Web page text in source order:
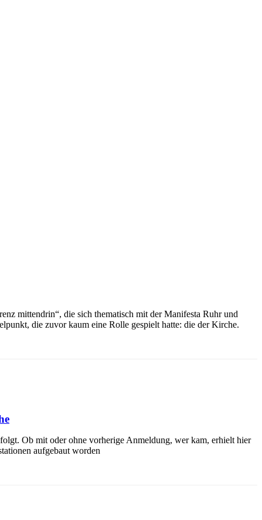
mittendrin“, die sich thematisch mit der Manifesta Ruhr und
die zuvor kaum eine Rolle gespielt hatte: die der Kirche.
Ob mit oder ohne vorherige Anmeldung, wer kam, erhielt hier
aufgebaut worden